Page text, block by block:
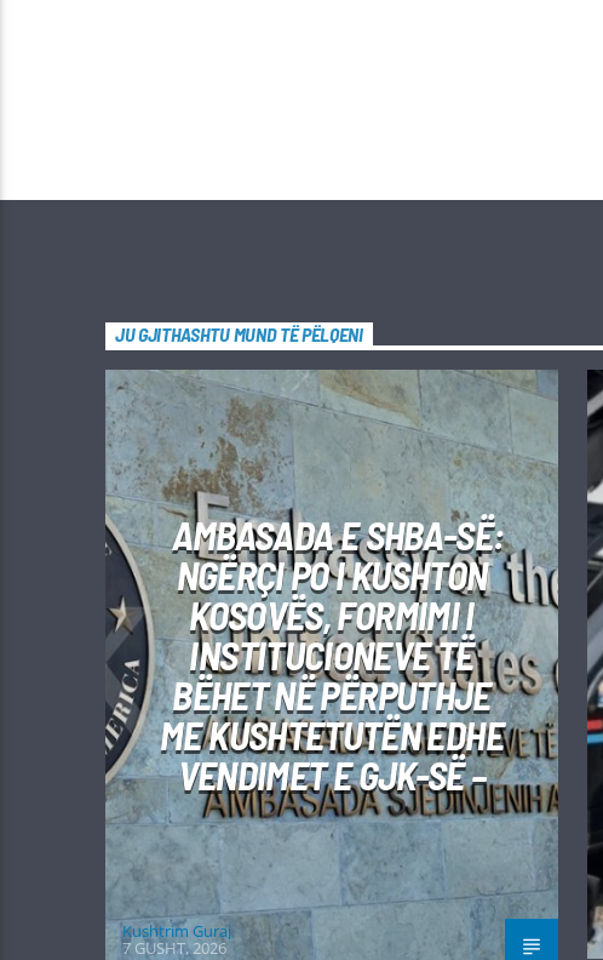
JU GJITHASHTU MUND TË PËLQENI
AMBASADA E SHBA-SË:
NGËRÇI PO I KUSHTON
KOSOVËS, FORMIMI I
INSTITUCIONEVE TË
BËHET NË PËRPUTHJE
ME KUSHTETUTËN EDHE
VENDIMET E GJK-SË –
Kushtrim Guraj
7 GUSHT, 2026